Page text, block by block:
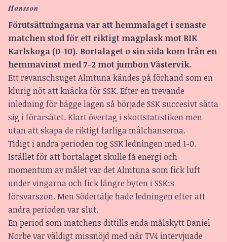
Hansson
Förutsättningarna var att hemmalaget i senaste
matchen stod för ett riktigt magplask mot BIK
Karlskoga (0-10). Bortalaget o sin sida kom från en
hemmavinst med 7-2 mot jumbon Västervik.
Ett revanschsuget Almtuna kändes på förhand som en
klurig nöt att knäcka för SSK. Efter en trevande
inledning för bägge lagen så började SSK succesivt sätta
sig i förarsätet. Klart övertag i skottstatistiken men
utan att skapa de riktigt farliga målchanserna.
Tidigt i andra perioden tog SSK ledningen med 1-0.
Istället för att bortalaget skulle få energi och
momentum av målet var det Almtuna som fick luft
under vingarna och fick längre byten i SSK:s
försvarszon. Men Södertälje hade ledningen efter att
andra perioden var slut.
En period som matchens dittills enda målskytt Daniel
Norbe var väldigt missnöjd med när TV4 intervjuade